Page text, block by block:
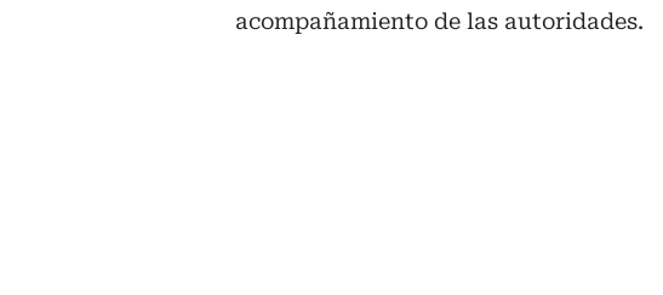
acompañamiento de las autoridades.